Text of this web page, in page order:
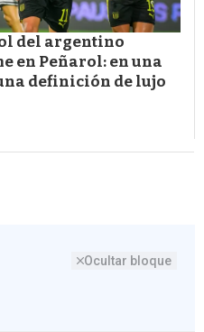
del argentino
en Peñarol: en una
definición de lujo
Ocultar bloque